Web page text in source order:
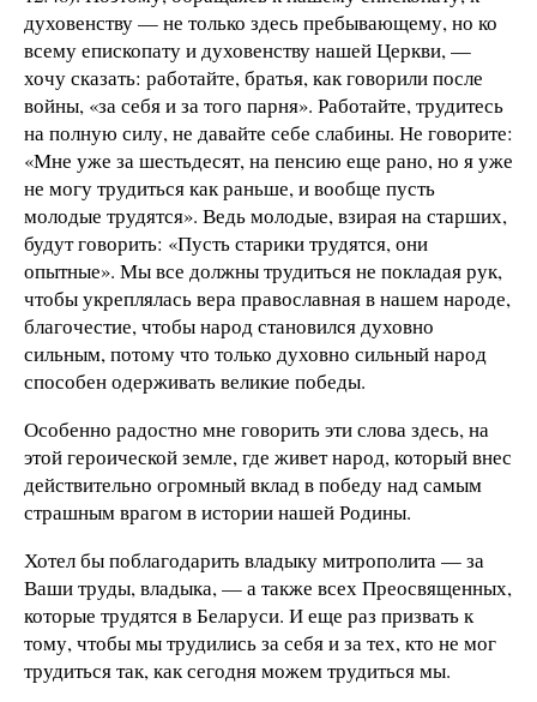
духовенству — не только здесь пребывающему, но ко
всему епископату и духовенству нашей Церкви, —
хочу сказать: работайте, братья, как говорили после
войны, «за себя и за того парня». Работайте, трудитесь
на полную силу, не давайте себе слабины. Не говорите:
«Мне уже за шестьдесят, на пенсию еще рано, но я уже
не могу трудиться как раньше, и вообще пусть
молодые трудятся». Ведь молодые, взирая на старших,
будут говорить: «Пусть старики трудятся, они
опытные». Мы все должны трудиться не покладая рук,
чтобы укреплялась вера православная в нашем народе,
благочестие, чтобы народ становился духовно
сильным, потому что только духовно сильный народ
способен одерживать великие победы.
Особенно радостно мне говорить эти слова здесь, на
этой героической земле, где живет народ, который внес
действительно огромный вклад в победу над самым
страшным врагом в истории нашей Родины.
Хотел бы поблагодарить владыку митрополита — за
Ваши труды, владыка, — а также всех Преосвященных,
которые трудятся в Беларуси. И еще раз призвать к
тому, чтобы мы трудились за себя и за тех, кто не мог
трудиться так, как сегодня можем трудиться мы.